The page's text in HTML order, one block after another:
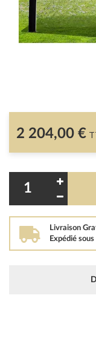
2 204,00 €
Livraison
Expédié